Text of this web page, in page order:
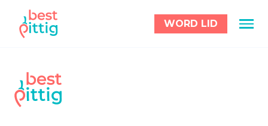
WORD LID